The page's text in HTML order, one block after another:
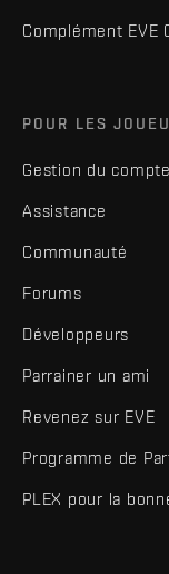
Complément EVE
POUR LES
Gestion du compte
Assistance
Communauté
Forums
Développeurs
Parrainer un ami
Revenez sur EVE
Programme de
PLEX pour la